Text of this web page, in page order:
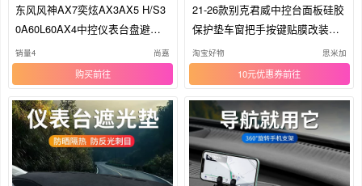
东风风神AX7奕炫AX3AX5 H/S3
0A60L60AX4中控仪表台盘避光
垫防晒滑
销量4 尚嘉
购买
21-26款别克君威中控台面板硅胶
保护垫车窗把手按键贴膜改装用
品
淘宝好物 思米加
10元优惠券